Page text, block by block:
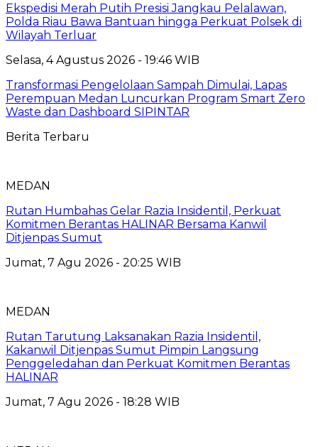
Ekspedisi Merah Putih Presisi Jangkau Pelalawan,
Polda Riau Bawa Bantuan hingga Perkuat Polsek di
Wilayah Terluar
Selasa, 4 Agustus 2026 - 19:46 WIB
Transformasi Pengelolaan Sampah Dimulai, Lapas
Perempuan Medan Luncurkan Program Smart Zero
Waste dan Dashboard SIPINTAR
Berita Terbaru
MEDAN
Rutan Humbahas Gelar Razia Insidentil, Perkuat
Komitmen Berantas HALINAR Bersama Kanwil
Ditjenpas Sumut
Jumat, 7 Agu 2026 - 20:25 WIB
MEDAN
Rutan Tarutung Laksanakan Razia Insidentil,
Kakanwil Ditjenpas Sumut Pimpin Langsung
Penggeledahan dan Perkuat Komitmen Berantas
HALINAR
Jumat, 7 Agu 2026 - 18:28 WIB